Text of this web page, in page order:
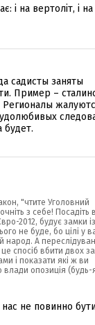
і на вертоліт, і на
садисты заняты
Пример –
будет.
"чтите Уголовний
з себе! Посадіть
2012, будує замки із
не буде, бо цілі у
народ. А
спосіб вбити двох
і показати які ж ви
влади опозиція (будь-
не повинно